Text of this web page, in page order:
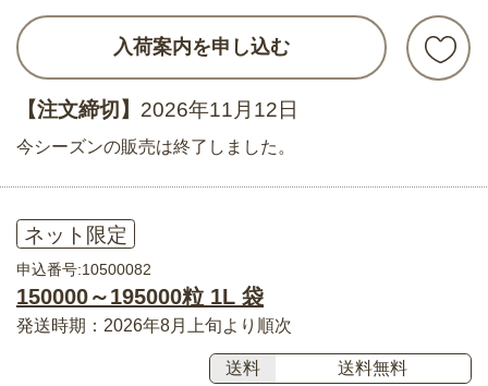
入荷案内を申し込む
【注文締切】 2026年11月12日
今シーズンの販売は終了しました。
ネット限定
申込番号:10500082
150000～195000粒 1L 袋
発送時期：2026年8月上旬より順次
送料
送料無料